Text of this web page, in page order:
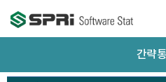
간략